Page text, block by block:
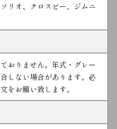
リオ、クロスビー、ジムニ
おりません。年式・グレー
しない場合があります。必
をお願い致します。